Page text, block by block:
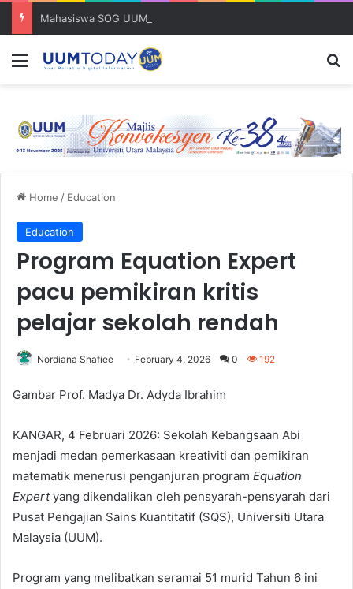
Menu
Home / Education
Education
Program Equation Expert
pacu pemikiran kritis
pelajar sekolah rendah
Nordiana Shafiee February 4, 2026 0 192
Gambar Prof. Madya Dr. Adyda Ibrahim
KANGAR, 4 Februari 2026: Sekolah Kebangsaan Abi
menjadi medan pemerkasaan kreativiti dan pemikiran
matematik menerusi penganjuran program Equation
Expertyang dikendalikan oleh pensyarah-pensyarah dari
Pusat Pengajian Sains Kuantitatif (SQS), Universiti Utara
Malaysia (UUM).
Program yang melibatkan seramai 51 murid Tahun 6 ini